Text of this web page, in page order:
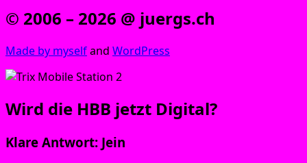
© 2006 – 2026 @ juergs.ch
Made by mys­elfand Word­Press
Wird die HBB jetzt Digital?
Klare Antwort: Jein